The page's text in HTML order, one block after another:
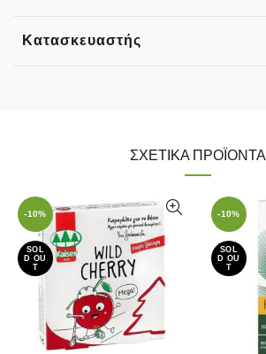
Κατασκευαστής
ΣΧΕΤΙΚΆ ΠΡΟΪΌΝΤΑ
-10%
SOL
D OU
T
-10%
SOL
D OU
T